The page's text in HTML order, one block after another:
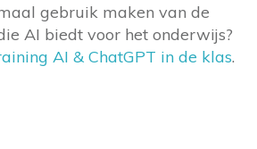
gebruik maken van de
AI biedt voor het onderwijs?
AI & ChatGPT in de klas.